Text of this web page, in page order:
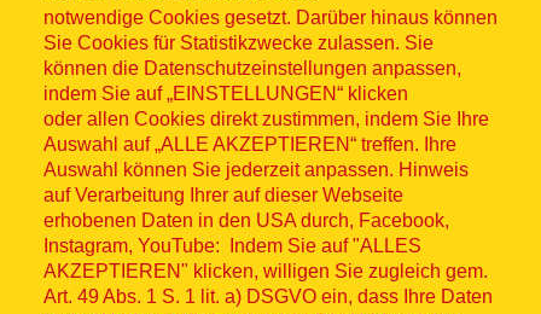
notwendige Cookies gesetzt. Darüber hinaus können
Sie Cookies für Statistikzwecke zulassen. Sie
können die Datenschutzeinstellungen anpassen,
indem Sie auf „EINSTELLUNGEN“ klicken
oder allen Cookies direkt zustimmen, indem Sie Ihre
Auswahl auf „ALLE AKZEPTIEREN“ treffen. Ihre
Auswahl können Sie jederzeit anpassen. Hinweis
auf Verarbeitung Ihrer auf dieser Webseite
erhobenen Daten in den USA durch, Facebook,
Instagram, YouTube: Indem Sie auf "ALLES
AKZEPTIEREN" klicken, willigen Sie zugleich gem.
Art. 49 Abs. 1 S. 1 lit. a) DSGVO ein, dass Ihre Daten
Sitemap
© ASB 2026
Fußzeilenmenü
Impressum
Datenschutz